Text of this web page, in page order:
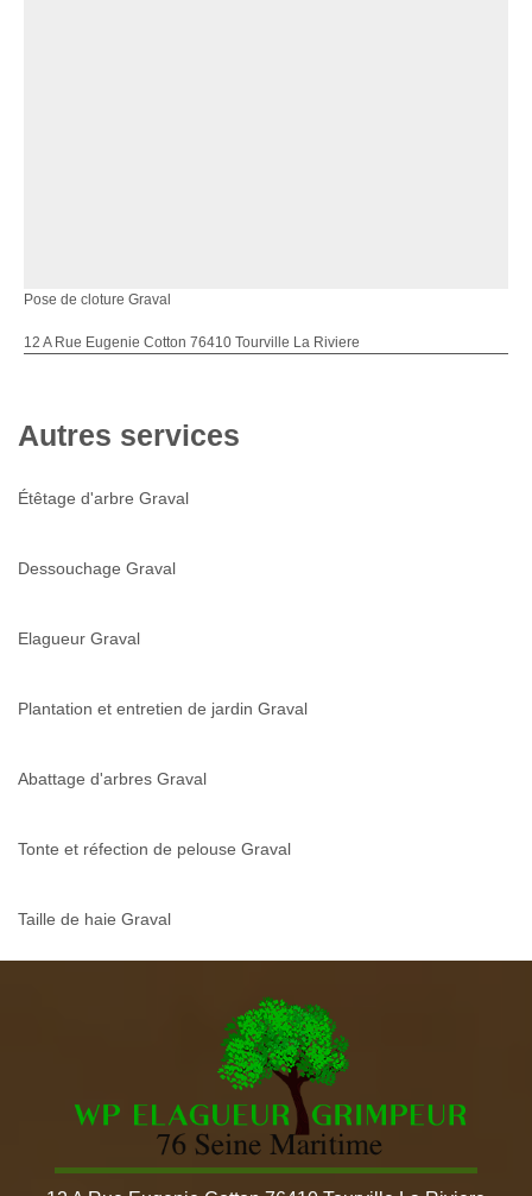
Pose de cloture Graval
12 A Rue Eugenie Cotton 76410 Tourville La Riviere
Autres services
Étêtage d'arbre Graval
Dessouchage Graval
Elagueur Graval
Plantation et entretien de jardin Graval
Abattage d'arbres Graval
Tonte et réfection de pelouse Graval
Taille de haie Graval